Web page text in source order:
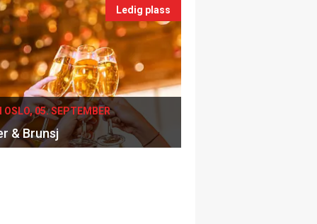
Ledig plass
OSLO, 05. SEPTEMBER
& Brunsj